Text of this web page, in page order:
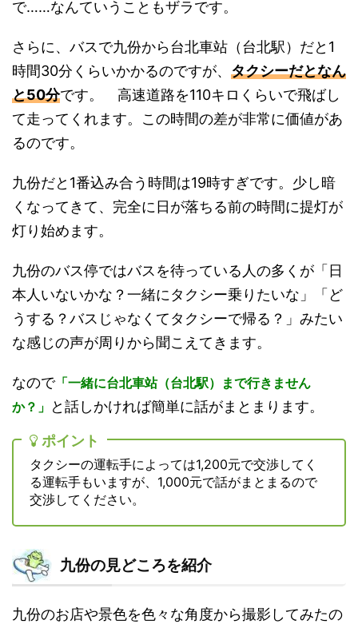
で……なんていうこともザラです。
さらに、バスで九份から台北車站（台北駅）だと1
時間30分くらいかかるのですが、 タクシーだとなん
と50分です。 高速道路を110キロくらいで飛ばし
て走ってくれます。この時間の差が非常に価値があ
るのです。
九份だと1番込み合う時間は19時すぎです。少し暗
くなってきて、完全に日が落ちる前の時間に提灯が
灯り始めます。
九份のバス停ではバスを待っている人の多くが「日
本人いないかな？一緒にタクシー乗りたいな」「ど
うする？バスじゃなくてタクシーで帰る？」みたい
な感じの声が周りから聞こえてきます。
なので「一緒に台北車站（台北駅）まで行きません
か？」 と話しかければ簡単に話がまとまります。
ポイント
タクシーの運転手によっては1,200元で交渉してく
る運転手もいますが、1,000元で話がまとまるので
交渉してください。
九份の見どころを紹介
九份のお店や景色を色々な角度から撮影してみたの